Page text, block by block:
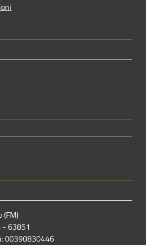
(FM)
- 63851
00390830446